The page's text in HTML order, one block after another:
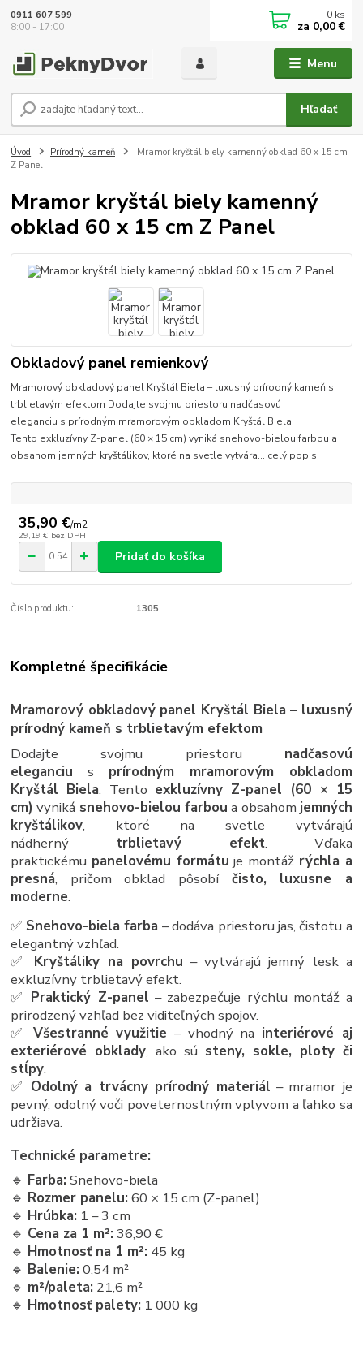
Menu
Hľadať
0911 607 599
8:00 - 17:00
0 ks
za 0,00 €
Úvod Prírodný kameň
Mramor kryštál biely kamenný obklad 60 x 15 cm
Z Panel
Mramor kryštál biely kamenný
obklad 60 x 15 cm Z Panel
Obkladový panel remienkový
Mramorový obkladový panel Kryštál Biela – luxusný prírodný kameň s
trblietavým efektom Dodajte svojmu priestoru nadčasovú
eleganciu s prírodným mramorovým obkladom Kryštál Biela.
Tento exkluzívny Z-panel (60 × 15 cm) vyniká snehovo-bielou farbou a
obsahom jemných kryštálikov, ktoré na svetle vytvára... celý popis
35,90 €/m2
29,19 € bez DPH
Pridať do košíka
Číslo produktu: 1305
Kompletné špecifikácie
Mramorový obkladový panel Kryštál Biela – luxusný
prírodný kameň s trblietavým efektom
Dodajte svojmu priestoru nadčasovú
eleganciu s prírodným mramorovým obkladom
Kryštál Biela. Tento exkluzívny Z-panel (60 × 15
cm) vyniká snehovo-bielou farbou a obsahom jemných
kryštálikov, ktoré na svetle vytvárajú
nádherný trblietavý efekt. Vďaka
praktickému panelovému formátu je montáž rýchla a
presná, pričom obklad pôsobí čisto, luxusne a
moderne.
✅ Snehovo-biela farba – dodáva priestoru jas, čistotu a
elegantný vzhľad.
✅ Kryštáliky na povrchu – vytvárajú jemný lesk a
exkluzívny trblietavý efekt.
✅ Praktický Z-panel – zabezpečuje rýchlu montáž a
prirodzený vzhľad bez viditeľných spojov.
✅ Všestranné využitie – vhodný na interiérové aj
exteriérové obklady, ako sú steny, sokle, ploty či
stĺpy.
✅ Odolný a trvácny prírodný materiál – mramor je
pevný, odolný voči poveternostným vplyvom a ľahko sa
udržiava.
Technické parametre:
🔹 Farba: Snehovo-biela
🔹 Rozmer panelu: 60 × 15 cm (Z-panel)
🔹 Hrúbka: 1 – 3 cm
🔹 Cena za 1 m²: 36,90 €
🔹 Hmotnosť na 1 m²: 45 kg
🔹 Balenie: 0,54 m²
🔹 m²/paleta: 21,6 m²
🔹 Hmotnosť palety: 1 000 kg